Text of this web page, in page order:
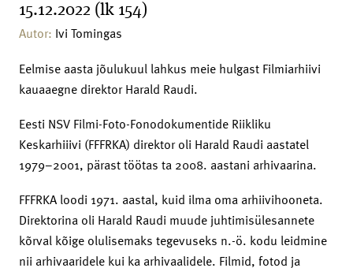
15.12.2022 (lk 154)
Autor: Ivi Tomingas
Eelmise aasta jõulukuul lahkus meie hulgast Filmiarhiivi
kauaaegne direktor Harald Raudi.
Eesti NSV Filmi-Foto-Fonodokumentide Riikliku
Keskarhiiivi (FFFRKA) direktor oli Harald Raudi aastatel
1979–2001, pärast töötas ta 2008. aastani arhivaarina.
FFFRKA loodi 1971. aastal, kuid ilma oma arhiivihooneta.
Direktorina oli Harald Raudi muude juhtimisülesannete
kõrval kõige olulisemaks tegevuseks n.-ö. kodu leidmine
nii arhivaaridele kui ka arhivaalidele. Filmid, fotod ja